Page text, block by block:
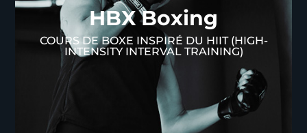
HBX Boxing
COURS DE BOXE INSPIRÉ DU HIIT (HIGH-
INTENSITY INTERVAL TRAINING)